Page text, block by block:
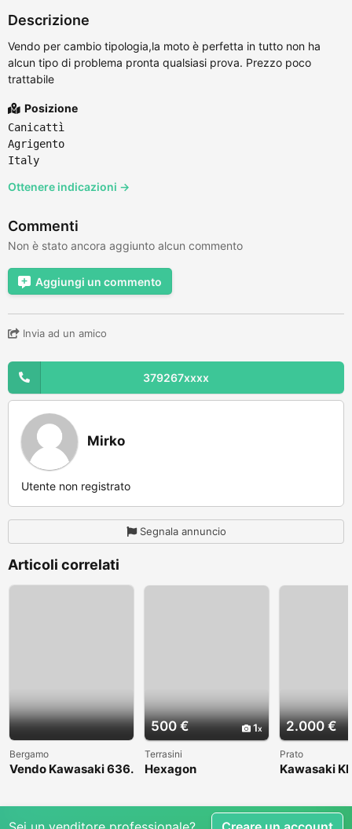
Descrizione
Vendo per cambio tipologia,la moto è perfetta in tutto non ha
alcun tipo di problema pronta qualsiasi prova. Prezzo poco
trattabile
Posizione
Canicattì
Agrigento
Italy
Ottenere indicazioni →
Commenti
Non è stato ancora aggiunto alcun commento
Aggiungi un commento
Invia ad un amico
379267xxxx
Mirko
Utente non registrato
Segnala annuncio
Articoli correlati
Bergamo
Vendo Kawasaki 636.
500 € 1
Terrasini
Hexagon
2.000 €
Prato
Kawasaki